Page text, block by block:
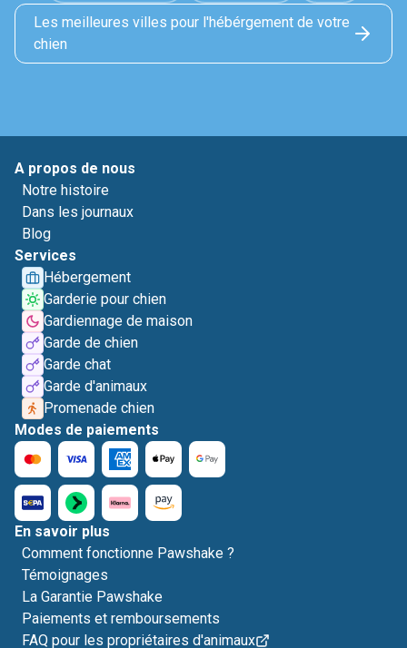
Les meilleures villes pour l'hébérgement de votre
chien
A propos de nous
Notre histoire
Dans les journaux
Blog
Services
Hébergement
Garderie pour chien
Gardiennage de maison
Garde de chien
Garde chat
Garde d'animaux
Promenade chien
Modes de paiements
En savoir plus
Comment fonctionne Pawshake ?
Témoignages
La Garantie Pawshake
Paiements et remboursements
FAQ pour les propriétaires d'animaux